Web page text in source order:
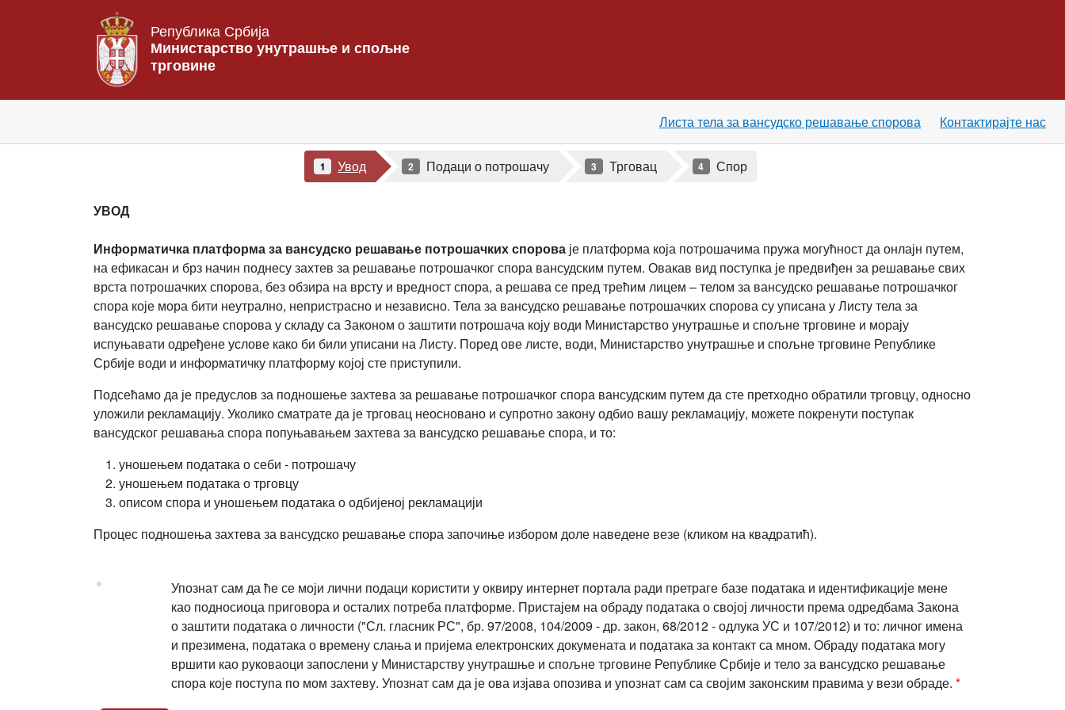
Република Србија
Министарство унутрашње и спољне
трговине
Листа тела за вансудско решавање спорова Контактирајте нас
1 Увод 2 Подаци о потрошачу 3 Трговац 4 Спор
УВОД
Информатичка платформа за вансудско решавање потрошачких спорова је платформа која потрошачима пружа могућност да онлајн путем,
на ефикасан и брз начин поднесу захтев за решавање потрошачког спора вансудским путем. Овакав вид поступка је предвиђен за решавање свих
врста потрошачких спорова, без обзира на врсту и вредност спора, а решава се пред трећим лицем – телом за вансудско решавање потрошачког
спора које мора бити неутрално, непристрасно и независно. Тела за вансудско решавање потрошачких спорова су уписана у Листу тела за
вансудско решавање спорова у складу са Законом о заштити потрошача коју води Министарство унутрашње и спољне трговине и морају
испуњавати одређене услове како би били уписани на Листу. Поред ове листе, води, Министарство унутрашње и спољне трговине Републике
Србије води и информатичку платформу којој сте приступили.
Подсећамо да је предуслов за подношење захтева за решавање потрошачког спора вансудским путем да сте претходно обратили трговцу, односно
уложили рекламацију. Уколико сматрате да је трговац неосновано и супротно закону одбио вашу рекламацију, можете покренути поступак
вансудског решавања спора попуњавањем захтева за вансудско решавање спора, и то:
уношењем података о себи - потрошачу
уношењем података о трговцу
описом спора и уношењем података о одбијеној рекламацији
Процес подношења захтева за вансудско решавање спора започиње избором доле наведене везе (кликом на квадратић).
Упознат сам да ће се моји лични подаци користити у оквиру интернет портала ради претраге базе података и идентификације мене
као подносиоца приговора и осталих потреба платформе. Пристајем на обраду података о својој личности према одредбама Закона
о заштити података о личности ("Сл. гласник РС", бр. 97/2008, 104/2009 - др. закон, 68/2012 - одлука УС и 107/2012) и то: личног имена
и презимена, података о времену слања и пријема електронских докумената и података за контакт са мном. Обраду података могу
вршити као руковаоци запослени у Министарству унутрашње и спољне трговине Републике Србије и тело за вансудско решавање
спора које поступа по мом захтеву. Упознат сам да је ова изјава опозива и упознат сам са својим законским правима у вези обраде. *